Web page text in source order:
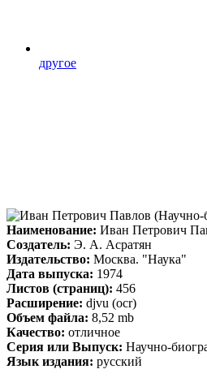
другое
Наименование: Иван Петрович
Создатель: Э. А. Асратян
Издательство: Москва. "Наука"
Дата выпуска: 1974
Листов (страниц): 456
Расширение: djvu (ocr)
Объем файла: 8,52 mb
Качество: отличное
Серия или Выпуск: Научно-
Язык издания: русский